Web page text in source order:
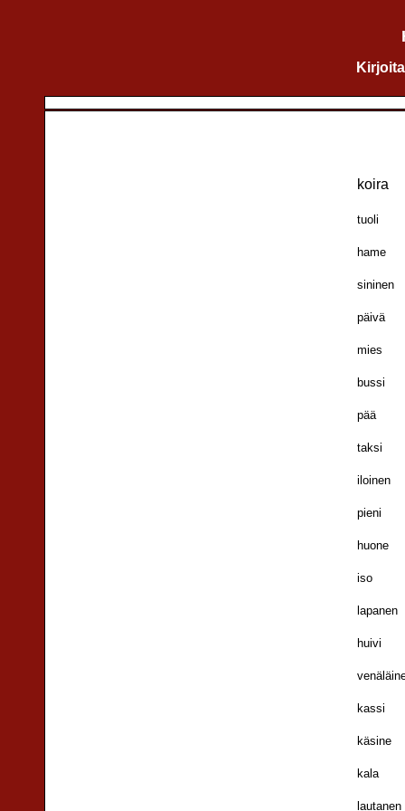
koira
tuoli
hame
sininen
päivä
mies
bussi
pää
taksi
iloinen
pieni
huone
iso
lapanen
huivi
kassi
käsine
kala
lautanen